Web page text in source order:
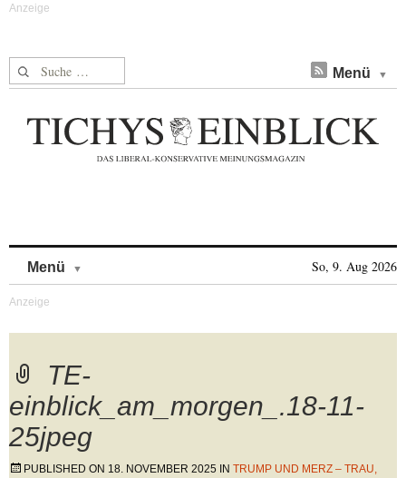
Suche nach: Menü
Menü So, 9. Aug 2026
TE-
einblick_am_morgen_.18-11-
25jpeg
PUBLISHED ON 18. NOVEMBER 2025 IN TRUMP UND MERZ – TRAU,